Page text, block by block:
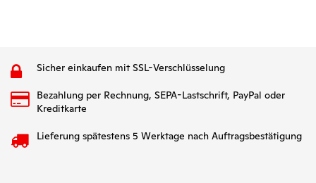
Sicher einkaufen mit SSL-Verschlüsselung
Bezahlung per Rechnung, SEPA-Lastschrift, PayPal oder
Kreditkarte
Lieferung spätestens 5 Werktage nach Auftragsbestätigung